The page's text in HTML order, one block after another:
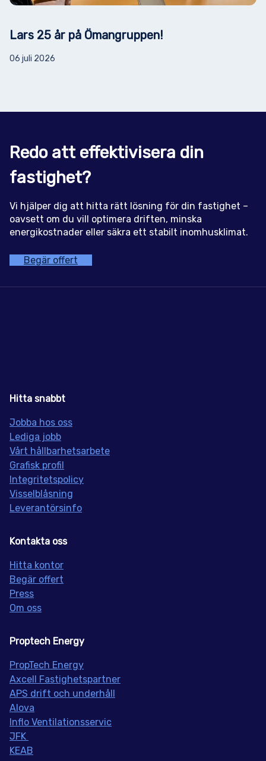
Lars 25 år på Ömangruppen!
06 juli 2026
Redo att effektivisera din
fastighet?
Vi hjälper dig att hitta rätt lösning för din fastighet –
oavsett om du vill optimera driften, minska
energikostnader eller säkra ett stabilt inomhusklimat.
Begär offert
Hitta snabbt
Jobba hos oss
Lediga jobb
Vårt hållbarhetsarbete
Grafisk profil
Integritetspolicy
Visselblåsning
Leverantörsinfo
Kontakta oss
Hitta kontor
Begär offert
Press
Om oss
Proptech Energy
PropTech Energy
Axcell Fastighetspartner
APS drift och underhåll
Alova
Inflo Ventilationsservic
JFK
KEAB